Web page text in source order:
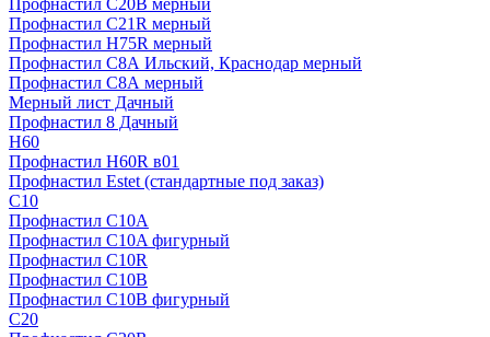
Профнастил С20В мерный
Профнастил С21R мерный
Профнастил Н75R мерный
Профнастил С8А Ильский, Краснодар мерный
Профнастил С8А мерный
Мерный лист Дачный
Профнастил 8 Дачный
Н60
Профнастил H60R в01
Профнастил Estet (стандартные под заказ)
C10
Профнастил С10A
Профнастил С10A фигурный
Профнастил С10R
Профнастил С10В
Профнастил С10В фигурный
C20